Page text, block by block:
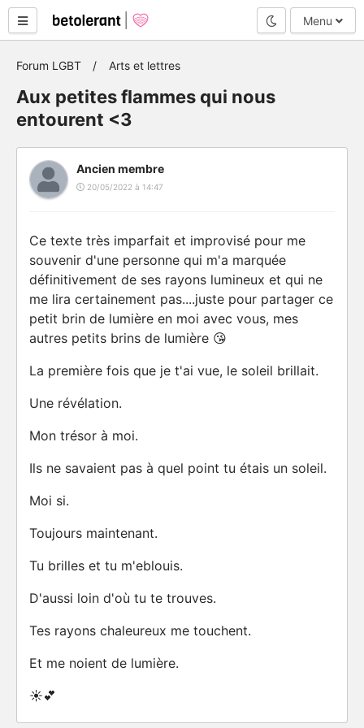
Mode nuit
Menu
Forum LGBT Arts et lettres
Aux petites flammes qui nous
entourent <3
Ancien membre
20/05/2022 à 14:47
Ce texte très imparfait et improvisé pour me
souvenir d'une personne qui m'a marquée
définitivement de ses rayons lumineux et qui ne
me lira certainement pas....juste pour partager ce
petit brin de lumière en moi avec vous, mes
autres petits brins de lumière 😘
La première fois que je t'ai vue, le soleil brillait.
Une révélation.
Mon trésor à moi.
Ils ne savaient pas à quel point tu étais un soleil.
Moi si.
Toujours maintenant.
Tu brilles et tu m'eblouis.
D'aussi loin d'où tu te trouves.
Tes rayons chaleureux me touchent.
Et me noient de lumière.
☀️💕